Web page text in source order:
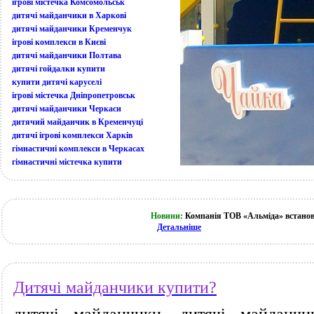
ігрові містечка Комсомольськ
дитячі майданчики в Харкові
дитячі майданчики Кременчук
ігрові комплекси в Києві
дитячі майданчики Полтава
дитячі гойдалки купити
купити дитячі каруселі
ігрові містечка Дніпропетровськ
дитячі майданчики Черкаси
дитячий майданчик в Кременчуці
дитячі ігрові комплекси Харків
гімнастичні комплекси в Черкасах
гімнастичні містечка купити
Новини: Компанія ТОВ «Альміда»
Детальніше
Дитячі майданчики купити?